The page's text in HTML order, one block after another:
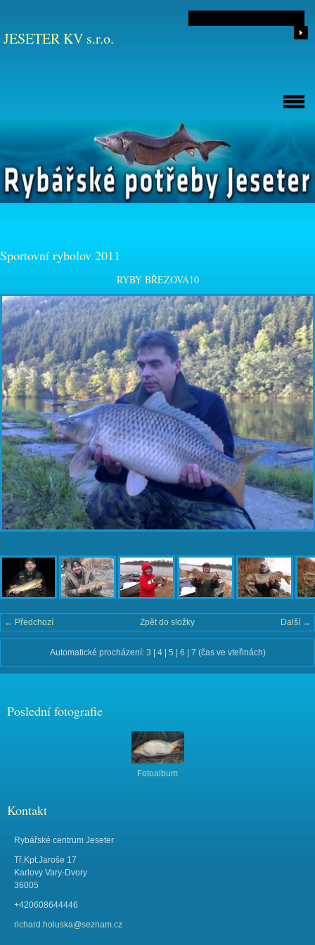
JESETER KV s.r.o.
Sportovní rybolov 2011
RYBY BŘEZOVÁ10
← Předchozí Další →
Zpět do složky
Automatické procházení: 3 | 4| 5 | 6 | 7 (čas ve vteřinách)
Poslední fotografie
Fotoalbum
Kontakt
Rybářské centrum Jeseter
Tř.Kpt.Jaroše 17
Karlovy Vary-Dvory
36005
+420608644446
richard.holuska@seznam.cz